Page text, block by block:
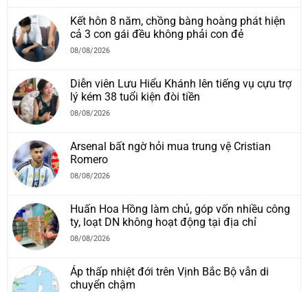
Kết hôn 8 năm, chồng bàng hoàng phát hiện
cả 3 con gái đều không phải con đẻ
08/08/2026
Diễn viên Lưu Hiểu Khánh lên tiếng vụ cựu trợ
lý kém 38 tuổi kiện đòi tiền
08/08/2026
Arsenal bất ngờ hỏi mua trung vệ Cristian
Romero
08/08/2026
Huấn Hoa Hồng làm chủ, góp vốn nhiều công
ty, loạt DN không hoạt động tại địa chỉ
08/08/2026
Áp thấp nhiệt đới trên Vịnh Bắc Bộ vẫn di
chuyển chậm